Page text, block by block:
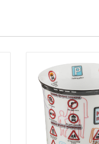
Прекрасный
в
рекомендуется